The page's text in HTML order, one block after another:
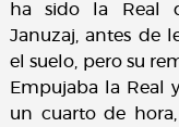
ha sido la Real
Januzaj, antes de
el suelo, pero su
Empujaba la Real
un cuarto de